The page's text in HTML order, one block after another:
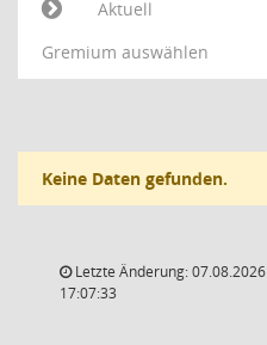
Aktuell
Gremium auswählen
Keine Daten gefunden.
Letzte Änderung: 07.08.2026
17:07:33